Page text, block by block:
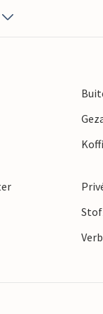
uitzicht
water
biedt een
een heerlijke